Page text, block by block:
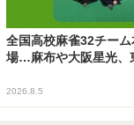
全国高校麻雀32チーム
場…麻布や大阪星光、
2026.8.5